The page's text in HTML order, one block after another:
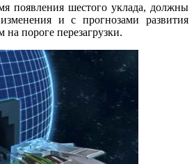
появления шестого уклада, должны
и с прогнозами развития
пороге перезагрузки.